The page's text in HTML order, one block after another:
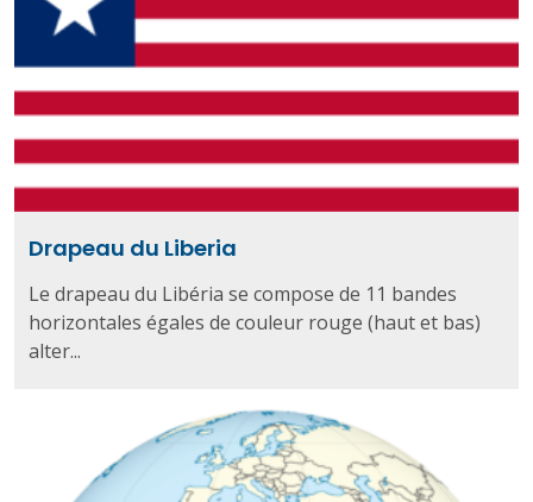
Drapeau du Liberia
Le drapeau du Libéria se compose de 11 bandes
horizontales égales de couleur rouge (haut et bas)
alter...